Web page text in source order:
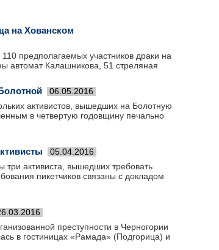
на Хованском
предполагаемых участников драки на
автомат Калашникова, 51 стреляная
06.05.2016
активистов, вышедших на Болотную
в четвертую годовщину печально
05.04.2016
активиста, вышедших требовать
пикетчиков связаны с докладом
преступности в Черногории
в гостиницах «Рамада» (Подгорица) и